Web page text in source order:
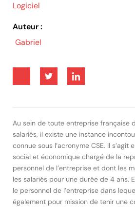
Logiciel
Auteur :
Gabriel
Au sein de toute entreprise française
salariés, il existe une instance
connue sous l’acronyme CSE. Il s’agit
social et économique chargé de la
personnel de l’entreprise et dont les
les salariés pour une durée de 4 ans.
le personnel de l’entreprise dans
également pour mission de tenir une